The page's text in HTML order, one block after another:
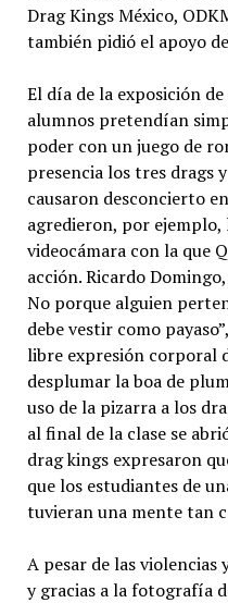
Drag Kings México,
también pidió el apoyo
El día de la exposición
alumnos pretendían
poder con un juego de
presencia los tres drags
causaron desconcierto
agredieron, por
videocámara con la que
acción. Ricardo
No porque alguien
debe vestir como
libre expresión corporal
desplumar la boa de
uso de la pizarra a los
al final de la clase se
drag kings expresaron
que los estudiantes de
tuvieran una mente tan
A pesar de las
y gracias a la fotografía